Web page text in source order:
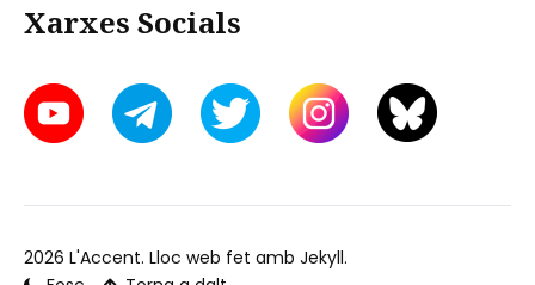
Xarxes Socials
2026 L'Accent. Lloc web fet amb Jekyll.